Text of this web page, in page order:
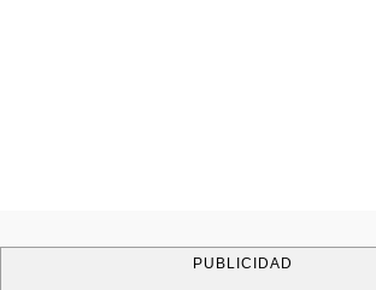
PUBLICIDAD